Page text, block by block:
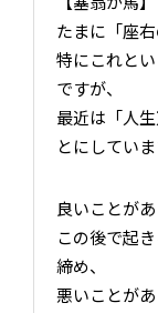
たまに「座
特にこれと
ですが、
最近は「人
とにしていま
良いことがあ
この後で起
締め、
悪いことが